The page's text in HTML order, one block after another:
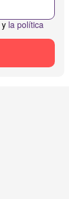
y la política